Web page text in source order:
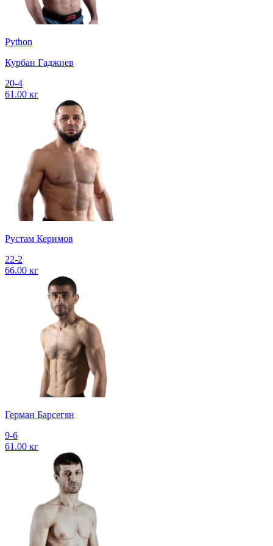
Python
Курбан Гаджиев
20-4
61.00 кг
Рустам Керимов
22-2
66.00 кг
Герман Барсегян
9-6
61.00 кг